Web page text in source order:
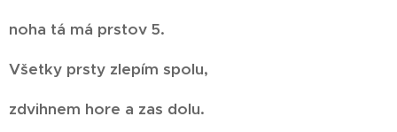
noha tá má prstov 5.
Všetky prsty zlepím spolu,
zdvihnem hore a zas dolu.